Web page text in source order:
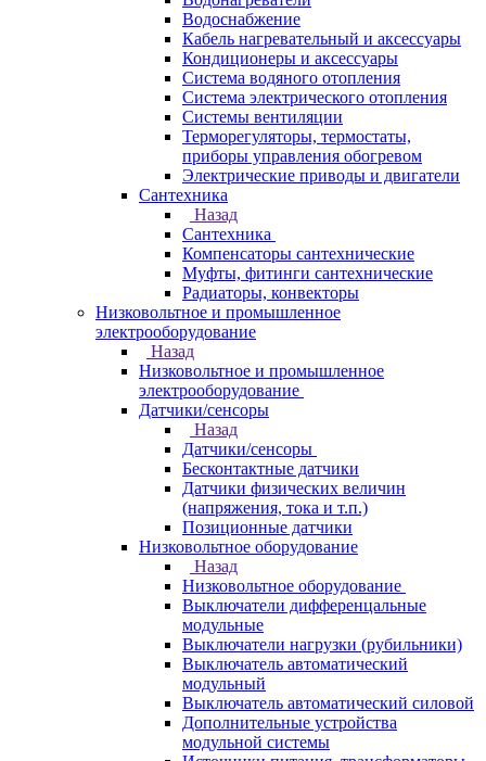
Водоснабжение
Кабель нагревательный и аксессуары
Кондиционеры и аксессуары
Система водяного отопления
Система электрического отопления
Системы вентиляции
Терморегуляторы, термостаты,
приборы управления обогревом
Электрические приводы и двигатели
Сантехника
Назад
Сантехника
Компенсаторы сантехнические
Муфты, фитинги сантехнические
Радиаторы, конвекторы
Низковольтное и промышленное
электрооборудование
Назад
Низковольтное и промышленное
электрооборудование
Датчики/сенсоры
Назад
Датчики/сенсоры
Бесконтактные датчики
Датчики физических величин
(напряжения, тока и т.п.)
Позиционные датчики
Низковольтное оборудование
Назад
Низковольтное оборудование
Выключатели дифференцальные
модульные
Выключатели нагрузки (рубильники)
Выключатель автоматический
модульный
Выключатель автоматический силовой
Дополнительные устройства
модульной системы